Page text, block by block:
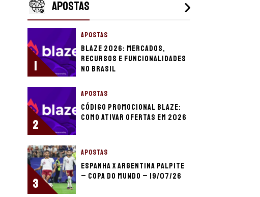
APOSTAS
1
APOSTAS
Blaze 2026: mercados,
recursos e funcionalidades
no Brasil
2
APOSTAS
Código promocional Blaze:
como ativar ofertas em 2026
3
APOSTAS
Espanha x Argentina palpite
– Copa do Mundo – 19/07/26